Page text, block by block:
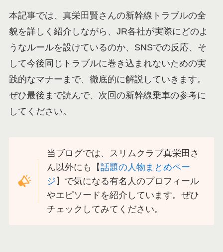
本記事では、真栄田賢さんの新幹線トラブルの全
貌を詳しく紹介しながら、JR各社が実際にどのよ
うなルールを設けているのか、SNSでの反応、そ
して今後同じトラブルに巻き込まれないための実
践的なマナーまで、徹底的に解説していきます。
ぜひ最後まで読んで、次回の新幹線乗車の参考に
してください。
当ブログでは、スリムクラブ真栄田さ
ん以外にも【話題の人物まとめペー
ジ 】で気になる有名人のプロフィール
やエピソードを紹介しています。ぜひ
チェックしてみてください。